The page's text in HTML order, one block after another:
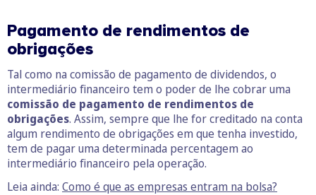
Pagamento de rendimentos de
obrigações
Tal como na comissão de pagamento de dividendos, o
intermediário financeiro tem o poder de lhe cobrar uma
comissão de pagamento de rendimentos de
obrigações. Assim, sempre que lhe for creditado na conta
algum rendimento de obrigações em que tenha investido,
tem de pagar uma determinada percentagem ao
intermediário financeiro pela operação.
Leia ainda: Como é que as empresas entram na bolsa?